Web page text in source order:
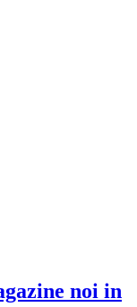
noi in